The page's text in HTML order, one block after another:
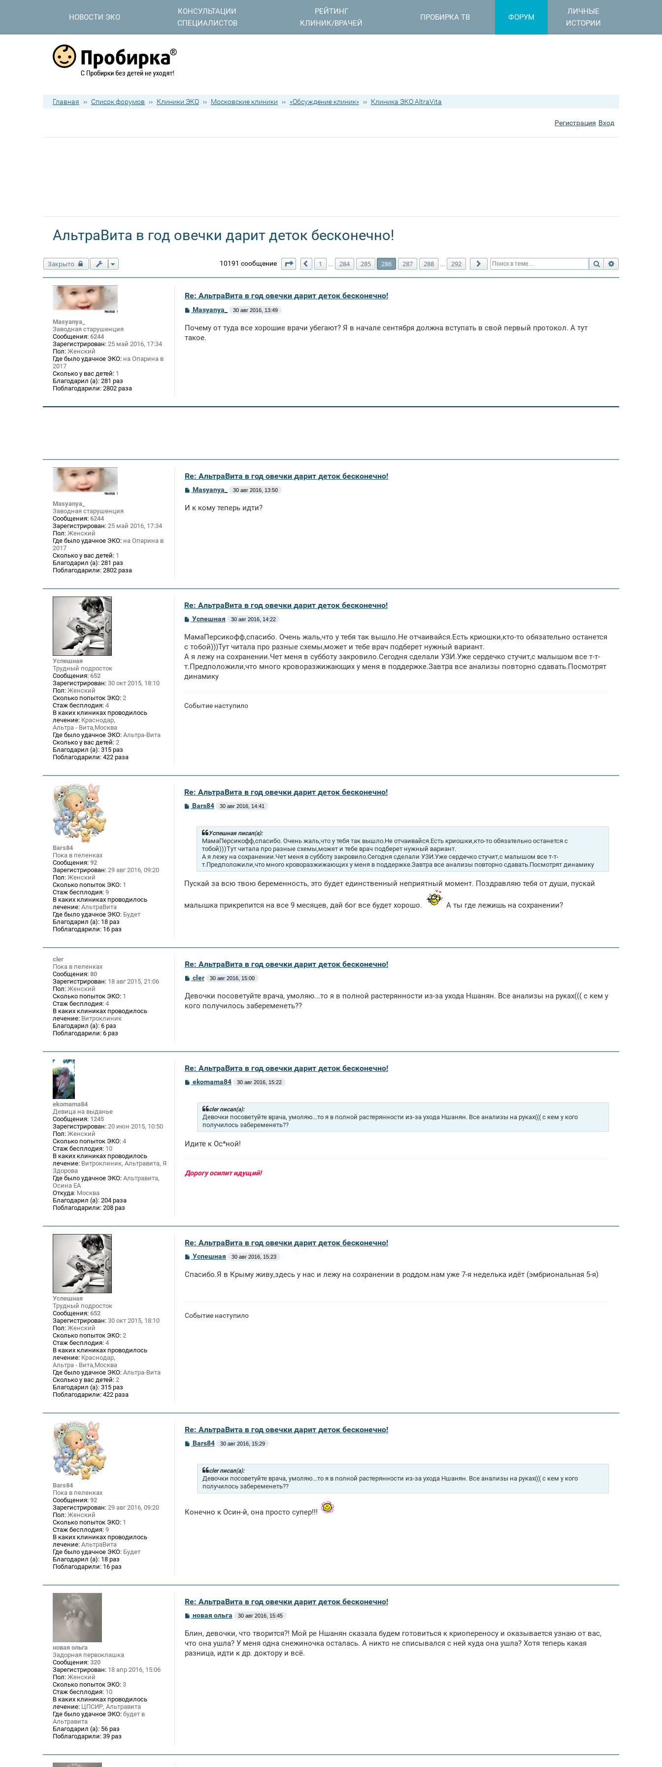
НОВОСТИ ЭКО
КОНСУЛЬТАЦИИ
СПЕЦИАЛИСТОВ
РЕЙТИНГ
КЛИНИК/ВРАЧЕЙ
ПРОБИРКА ТВ ФОРУМ
ЛИЧНЫЕ
ИСТОРИИ
Главная ›› Список форумов ›› Клиники ЭКО ›› Московские клиники ›› «Обсуждение клиник» ›› Клиника ЭКО AltraVita
Регистрация Вход
АльтраВита в год овечки дарит деток бесконечно!
Закрыто Поиск
10191 сообщение Страница 286 из292
Пред.
1 … 284 285 286 287 288 … 292 След.
Masyanya_
Заводная старушенция
Сообщения: 6244
Зарегистрирован: 25 май 2016, 17:34
Пол: Женский
Где было удачное ЭКО: на Опарина в
2017
Сколько у вас детей: 1
Благодарил (а): 281 раз
Поблагодарили: 2802 раза
Re: АльтраВита в год овечки дарит деток бесконечно!
С
б
щ
Masyanya_ 30 авг 2016, 13:49
Почему от туда все хорошие врачи убегают? Я в начале сентября должна вступать в свой первый протокол. А тут
такое.
Masyanya_
Заводная старушенция
Сообщения: 6244
Зарегистрирован: 25 май 2016, 17:34
Пол: Женский
Где было удачное ЭКО: на Опарина в
2017
Сколько у вас детей: 1
Благодарил (а): 281 раз
Поблагодарили: 2802 раза
Re: АльтраВита в год овечки дарит деток бесконечно!
С
б
Masyanya_ 30 авг 2016, 13:50
И к кому теперь идти?
Успешная
Трудный подросток
Сообщения: 652
Зарегистрирован: 30 окт 2015, 18:10
Пол: Женский
Сколько попыток ЭКО: 2
Стаж бесплодия: 4
В каких клиниках проводилось
лечение: Краснодар,
Альтра - Вита,Москва
Где было удачное ЭКО: Альтра-Вита
Сколько у вас детей: 2
Благодарил (а): 315 раз
Поблагодарили: 422 раза
Re: АльтраВита в год овечки дарит деток бесконечно!
С
б
щ
н
и
Успешная 30 авг 2016, 14:22
МамаПерсикофф,спасибо. Очень жаль,что у тебя так вышло.Не отчаивайся.Есть криошки,кто-то обязательно останется
с тобой)))Тут читала про разные схемы,может и тебе врач подберет нужный вариант.
А я лежу на сохранении.Чет меня в субботу закровило.Сегодня сделали УЗИ.Уже сердечко стучит,с малышом все т-т-
т.Предположили,что много кроворазжижающих у меня в поддержке.Завтра все анализы повторно сдавать.Посмотрят
динамику
Событие наступило
Bars84
Пока в пеленках
Сообщения: 92
Зарегистрирован: 29 авг 2016, 09:20
Пол: Женский
Сколько попыток ЭКО: 1
Стаж бесплодия: 9
В каких клиниках проводилось
лечение: АльтраВита
Где было удачное ЭКО: Будет
Благодарил (а): 18 раз
Поблагодарили: 16 раз
Re: АльтраВита в год овечки дарит деток бесконечно!
СBars84 30 авг 2016, 14:41
Успешная писал(а):
МамаПерсикофф,спасибо. Очень жаль,что у тебя так вышло.Не отчаивайся.Есть криошки,кто-то обязательно останется с
тобой)))Тут читала про разные схемы,может и тебе врач подберет нужный вариант.
А я лежу на сохранении.Чет меня в субботу закровило.Сегодня сделали УЗИ.Уже сердечко стучит,с малышом все т-т-
т.Предположили,что много кроворазжижающих у меня в поддержке.Завтра все анализы повторно сдавать.Посмотрят динамику
Пускай за всю твою беременность, это будет единственный неприятный момент. Поздравляю тебя от души, пускай
малышка прикрепится на все 9 месяцев, дай бог все будет хорошо. А ты где лежишь на сохранении?
cler
Пока в пеленках
Сообщения: 80
Зарегистрирован: 18 авг 2015, 21:06
Пол: Женский
Сколько попыток ЭКО: 1
Стаж бесплодия: 4
В каких клиниках проводилось
лечение: Витроклиник
Благодарил (а): 6 раз
Поблагодарили: 6 раз
Re: АльтраВита в год овечки дарит деток бесконечно!
С
б
щ
cler 30 авг 2016, 15:00
Девочки посоветуйте врача, умоляю...то я в полной растерянности из-за ухода Ншанян. Все анализы на руках((( с кем у
кого получилось забеременеть??
ekomama84
Девица на выданье
Сообщения: 1245
Зарегистрирован: 20 июн 2015, 10:50
Пол: Женский
Сколько попыток ЭКО: 4
Стаж бесплодия: 10
В каких клиниках проводилось
лечение: Витроклиник, Альтравита, Я
Здорова
Где было удачное ЭКО: Альтравита,
Осина ЕА
Откуда: Москва
Благодарил (а): 204 раза
Поблагодарили: 208 раз
Re: АльтраВита в год овечки дарит деток бесконечно!
Сekomama84 30 авг 2016, 15:22
cler писал(а):
Девочки посоветуйте врача, умоляю...то я в полной растерянности из-за ухода Ншанян. Все анализы на руках((( с кем у кого
получилось забеременеть??
Идите к Ос*ной!
Дорогу осилит идущий!
Успешная
Трудный подросток
Сообщения: 652
Зарегистрирован: 30 окт 2015, 18:10
Пол: Женский
Сколько попыток ЭКО: 2
Стаж бесплодия: 4
В каких клиниках проводилось
лечение: Краснодар,
Альтра - Вита,Москва
Где было удачное ЭКО: Альтра-Вита
Сколько у вас детей: 2
Благодарил (а): 315 раз
Поблагодарили: 422 раза
Re: АльтраВита в год овечки дарит деток бесконечно!
С
б
Успешная 30 авг 2016, 15:23
Спасибо.Я в Крыму живу,здесь у нас и лежу на сохранении в роддом.нам уже 7-я неделька идёт (эмбриональная 5-я)
Событие наступило
Bars84
Пока в пеленках
Сообщения: 92
Зарегистрирован: 29 авг 2016, 09:20
Пол: Женский
Сколько попыток ЭКО: 1
Стаж бесплодия: 9
В каких клиниках проводилось
лечение: АльтраВита
Где было удачное ЭКО: Будет
Благодарил (а): 18 раз
Поблагодарили: 16 раз
Re: АльтраВита в год овечки дарит деток бесконечно!
СBars84 30 авг 2016, 15:29
cler писал(а):
Девочки посоветуйте врача, умоляю...то я в полной растерянности из-за ухода Ншанян. Все анализы на руках((( с кем у кого
получилось забеременеть??
Конечно к Осин-й, она просто супер!!!
новая ольга
Задорная первоклашка
Сообщения: 320
Зарегистрирован: 18 апр 2016, 15:06
Пол: Женский
Сколько попыток ЭКО: 3
Стаж бесплодия: 10
В каких клиниках проводилось
лечение: ЦПСИР, Альтравита
Где было удачное ЭКО: будет в
Альтравита
Благодарил (а): 56 раз
Поблагодарили: 39 раз
Re: АльтраВита в год овечки дарит деток бесконечно!
С
б
щ
н
новая ольга 30 авг 2016, 15:45
Блин, девочки, что творится?! Мой ре Ншанян сказала будем готовиться к криопереносу и оказывается узнаю от вас,
что она ушла? У меня одна снежиночка осталась. А никто не списывался с ней куда она ушла? Хотя теперь какая
разница, идти к др. доктору и всё.